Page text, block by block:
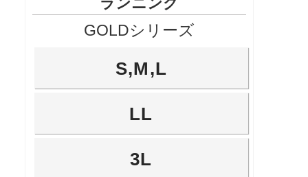
GOLDシリーズ
S,M,L
LL
3L